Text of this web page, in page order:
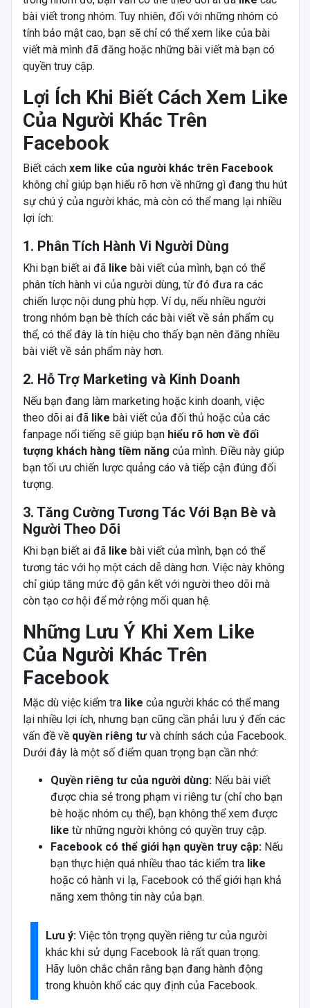
bài viết trong nhóm. Tuy nhiên, đối với những nhóm có
tính bảo mật cao, bạn sẽ chỉ có thể xem like của bài
viết mà mình đã đăng hoặc những bài viết mà bạn có
quyền truy cập.
Lợi Ích Khi Biết Cách Xem Like
Của Người Khác Trên
Facebook
Biết cách xem like của người khác trên Facebook
không chỉ giúp bạn hiểu rõ hơn về những gì đang thu hút
sự chú ý của người khác, mà còn có thể mang lại nhiều
lợi ích:
1. Phân Tích Hành Vi Người Dùng
Khi bạn biết ai đã like bài viết của mình, bạn có thể
phân tích hành vi của người dùng, từ đó đưa ra các
chiến lược nội dung phù hợp. Ví dụ, nếu nhiều người
trong nhóm bạn bè thích các bài viết về sản phẩm cụ
thể, có thể đây là tín hiệu cho thấy bạn nên đăng nhiều
bài viết về sản phẩm này hơn.
2. Hỗ Trợ Marketing và Kinh Doanh
Nếu bạn đang làm marketing hoặc kinh doanh, việc
theo dõi ai đã like bài viết của đối thủ hoặc của các
fanpage nổi tiếng sẽ giúp bạn hiểu rõ hơn về đối
tượng khách hàng tiềm năng của mình. Điều này giúp
bạn tối ưu chiến lược quảng cáo và tiếp cận đúng đối
tượng.
3. Tăng Cường Tương Tác Với Bạn Bè và
Người Theo Dõi
Khi bạn biết ai đã like bài viết của mình, bạn có thể
tương tác với họ một cách dễ dàng hơn. Việc này không
chỉ giúp tăng mức độ gắn kết với người theo dõi mà
còn tạo cơ hội để mở rộng mối quan hệ.
Những Lưu Ý Khi Xem Like
Của Người Khác Trên
Facebook
Mặc dù việc kiểm tra like của người khác có thể mang
lại nhiều lợi ích, nhưng bạn cũng cần phải lưu ý đến các
vấn đề về quyền riêng tưvà chính sách của Facebook.
Dưới đây là một số điểm quan trọng bạn cần nhớ:
Quyền riêng tư của người dùng:Nếu bài viết
được chia sẻ trong phạm vi riêng tư (chỉ cho bạn
bè hoặc nhóm cụ thể), bạn không thể xem được
like từ những người không có quyền truy cập.
Facebook có thể giới hạn quyền truy cập:Nếu
bạn thực hiện quá nhiều thao tác kiểm tra like
hoặc có hành vi lạ, Facebook có thể giới hạn khả
năng xem thông tin này của bạn.
Lưu ý: Việc tôn trọng quyền riêng tư của người
khác khi sử dụng Facebook là rất quan trọng.
Hãy luôn chắc chắn rằng bạn đang hành động
trong khuôn khổ các quy định của Facebook.